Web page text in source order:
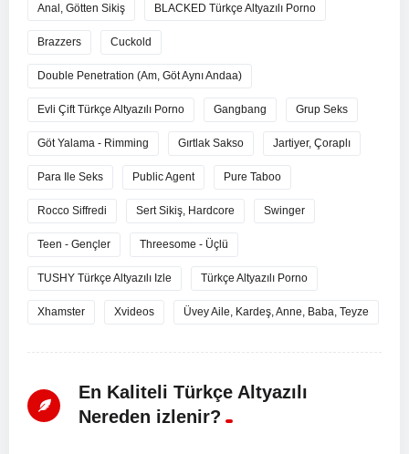
Anal, Götten Sikiş BLACKED Türkçe Altyazılı Porno
Brazzers Cuckold
Double Penetration (Am, Göt Aynı Andaa)
Evli Çift Türkçe Altyazılı Porno Gangbang Grup Seks
Göt Yalama - Rimming Gırtlak Sakso Jartiyer, Çoraplı
Para Ile Seks Public Agent Pure Taboo
Rocco Siffredi Sert Sikiş, Hardcore Swinger
Teen - Gençler Threesome - Üçlü
TUSHY Türkçe Altyazılı Izle Türkçe Altyazılı Porno
Xhamster Xvideos Üvey Aile, Kardeş, Anne, Baba, Teyze
En Kaliteli Türkçe Altyazılı
Nereden izlenir?